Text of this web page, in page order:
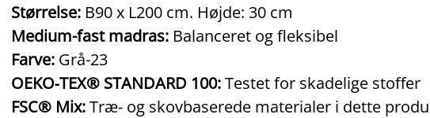
Størrelse: B90 x L200 cm. Højde: 30 cm
Medium-fast madras: Balanceret og fleksibel
Farve: Grå-23
OEKO‑TEX® STANDARD 100:Testet for skadelige stoffer
FSC® Mix:Træ‑ og skovbaserede materialer i dette